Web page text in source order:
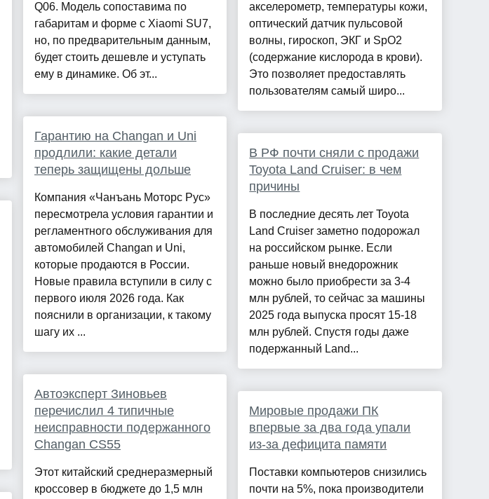
Q06. Модель сопоставима по
габаритам и форме с Xiaomi SU7,
но, по предварительным данным,
будет стоить дешевле и уступать
ему в динамике. Об эт...
Гарантию на Changan и Uni
продлили: какие детали
теперь защищены дольше
Компания «Чанъань Моторс Рус»
пересмотрела условия гарантии и
регламентного обслуживания для
автомобилей Changan и Uni,
которые продаются в России.
Новые правила вступили в силу с
первого июля 2026 года. Как
пояснили в организации, к такому
шагу их ...
Автоэксперт Зиновьев
перечислил 4 типичные
неисправности подержанного
Changan CS55
Этот китайский среднеразмерный
кроссовер в бюджете до 1,5 млн
акселерометр, температуры кожи,
оптический датчик пульсовой
волны, гироскоп, ЭКГ и SpO2
(содержание кислорода в крови).
Это позволяет предоставлять
пользователям самый широ...
В РФ почти сняли с продажи
Toyota Land Cruiser: в чем
причины
В последние десять лет Toyota
Land Cruiser заметно подорожал
на российском рынке. Если
раньше новый внедорожник
можно было приобрести за 3-4
млн рублей, то сейчас за машины
2025 года выпуска просят 15-18
млн рублей. Спустя годы даже
подержанный Land...
Мировые продажи ПК
впервые за два года упали
из-за дефицита памяти
Поставки компьютеров снизились
почти на 5%, пока производители